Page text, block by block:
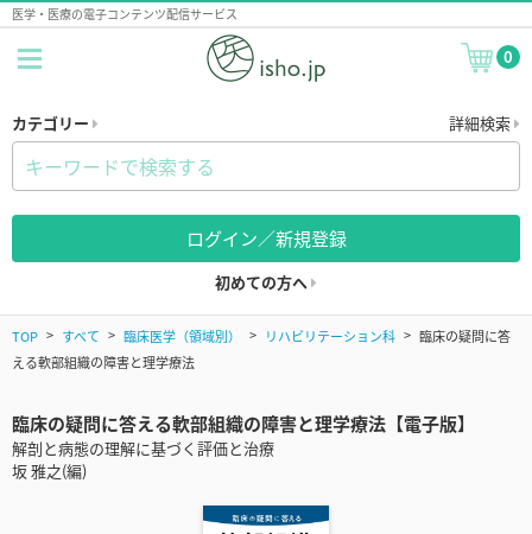
医学・医療の電子コンテンツ配信サービス
0
カテゴリー 詳細検索
ログイン／新規登録
初めての方へ
TOP すべて 臨床医学（領域別） リハビリテーション科
臨床の疑問に答
える軟部組織の障害と理学療法
臨床の疑問に答える軟部組織の障害と理学療法【電子版】
解剖と病態の理解に基づく評価と治療
坂 雅之(編)